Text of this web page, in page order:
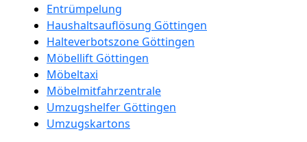
Entrümpelung
Haushaltsauflösung Göttingen
Halteverbotszone Göttingen
Möbellift Göttingen
Möbeltaxi
Möbelmitfahrzentrale
Umzugshelfer Göttingen
Umzugskartons